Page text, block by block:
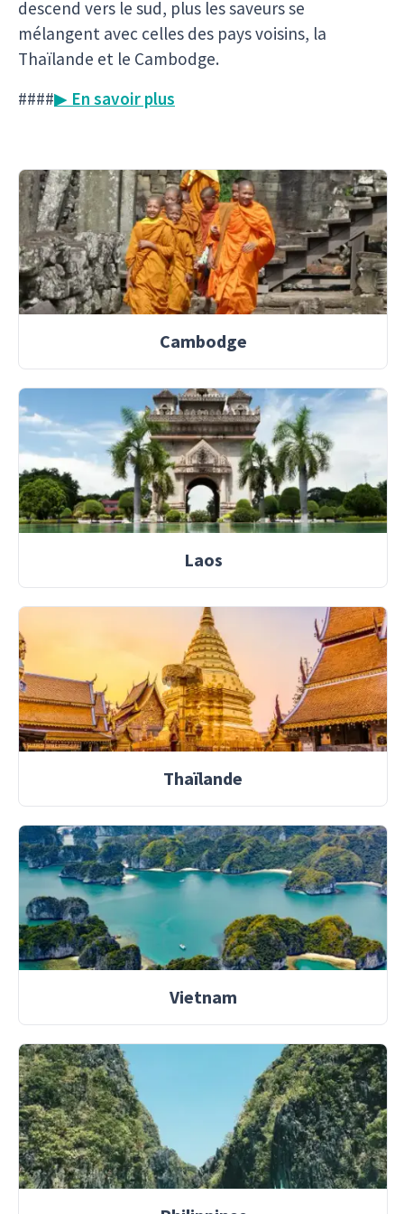
descend vers le sud, plus les saveurs se
mélangent avec celles des pays voisins, la
Thaïlande et le Cambodge.
####▶ En savoir plus
Cambodge
Laos
Thaïlande
Vietnam